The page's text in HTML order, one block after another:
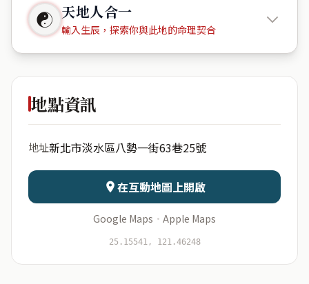
☯ 天地人合一
輸入生辰，探索你與此地的命理契合
幸福捷徑
日期 出生時辰
資料僅用於即時分析，不會儲存於伺服器
地點資訊
地址新北市淡水區八勢一街63巷25號
在互動地圖上開啟
Google Maps · Apple Maps
25.15541, 121.46248